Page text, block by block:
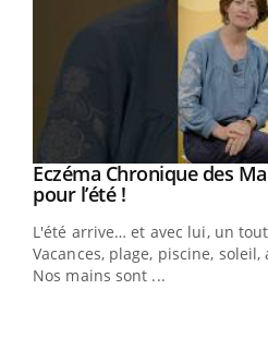
Youtube
Eczéma Chronique des
pour l’été !Youtube
L'été arrive… et avec lui, un
Vacances, plage, piscine,
Nos mains sont ...